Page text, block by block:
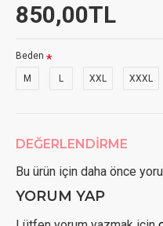
850,00TL
Beden
M L XXL XXXL
DEĞERLENDIRME
Bu ürün için daha önce
YORUM YAP